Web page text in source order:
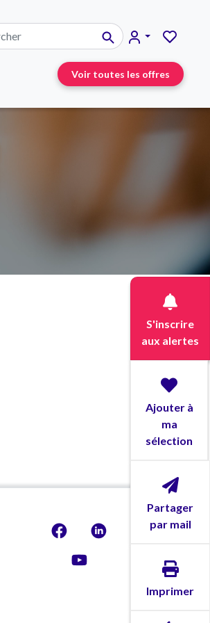
Voir toutes les offres
S'inscrire
aux alertes
Ajouter à
ma
sélection
Partager
par mail
Imprimer